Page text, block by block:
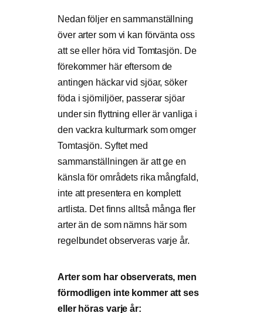
Nedan följer en sammanställning
över arter som vi kan förvänta oss
att se eller höra vid Tomtasjön. De
förekommer här eftersom de
antingen häckar vid sjöar, söker
föda i sjömiljöer, passerar sjöar
under sin flyttning eller är vanliga i
den vackra kulturmark som omger
Tomtasjön. Syftet med
sammanställningen är att ge en
känsla för områdets rika mångfald,
inte att presentera en komplett
artlista. Det finns alltså många fler
arter än de som nämns här som
regelbundet observeras varje år.
Arter som har observerats, men
förmodligen inte kommer att ses
eller höras varje år: